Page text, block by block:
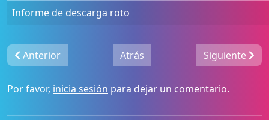
Informe de descarga roto
Anterior Atrás Siguiente
Por favor, inicia sesión para dejar un comentario.